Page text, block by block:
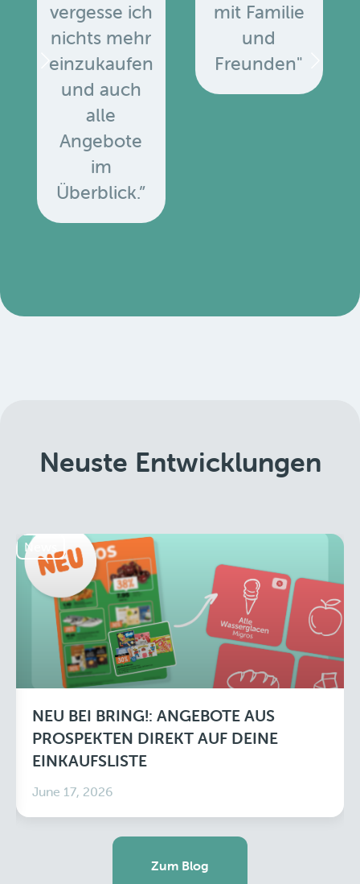
vergesse ich
nichts mehr
einzukaufen
und auch
alle
Angebote
im
Überblick.”
mit Familie
und
Freunden"
Neuste Entwicklungen
News
NEU BEI BRING!: ANGEBOTE AUS
PROSPEKTEN DIREKT AUF DEINE
EINKAUFSLISTE
June 17, 2026
Zum Blog